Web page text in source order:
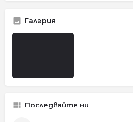
Галерия
Последвайте ни